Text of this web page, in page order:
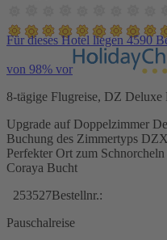
Für dieses Hotel liegen 4590
von 98% vor
8-tägige Flugreise, DZ
Upgrade auf Doppelzimmer
Buchung des Zimmertyps
Perfekter Ort zum
Coraya Bucht
253527Bestellnr.:
Pauschalreise